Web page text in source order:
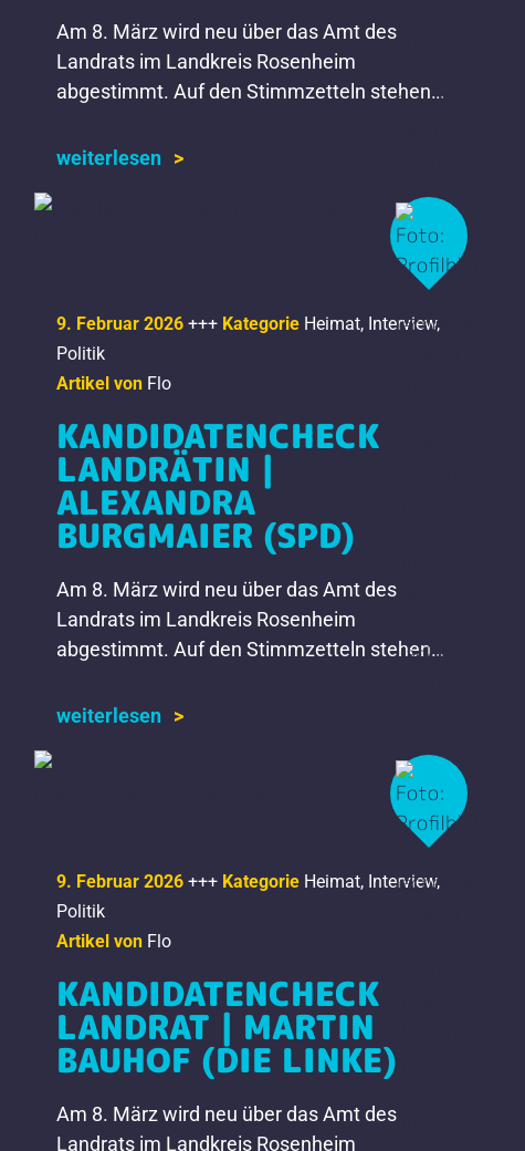
Am 8. März wird neu über das Amt des
Landrats im Landkreis Rosenheim
abgestimmt. Auf den Stimmzetteln stehen
Kandidatin. Wir stellen sie euch […]
weiterlesen
9. Februar 2026 +++ Kategorie Heimat, Interview,
Politik
Artikel von Flo
KANDIDATENCHECK
LANDRÄTIN |
ALEXANDRA
BURGMAIER (SPD)
Am 8. März wird neu über das Amt des
Landrats im Landkreis Rosenheim
abgestimmt. Auf den Stimmzetteln stehen
Kandidatin. Wir stellen sie euch […]
weiterlesen
9. Februar 2026 +++ Kategorie Heimat, Interview,
Politik
Artikel von Flo
KANDIDATENCHECK
LANDRAT | MARTIN
BAUHOF (DIE LINKE)
Am 8. März wird neu über das Amt des
Landrats im Landkreis Rosenheim